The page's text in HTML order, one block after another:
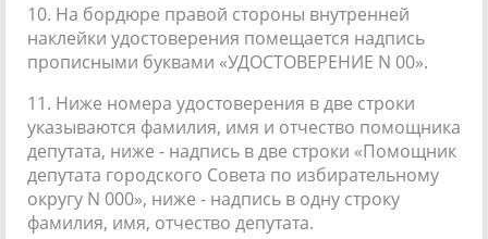
10. На бордюре правой стороны внутренней
наклейки удостоверения помещается надпись
прописными буквами «УДОСТОВЕРЕНИЕ N 00».
11. Ниже номера удостоверения в две строки
указываются фамилия, имя и отчество помощника
депутата, ниже - надпись в две строки «Помощник
депутата городского Совета по избирательному
округу N 000», ниже - надпись в одну строку
фамилия, имя, отчество депутата.